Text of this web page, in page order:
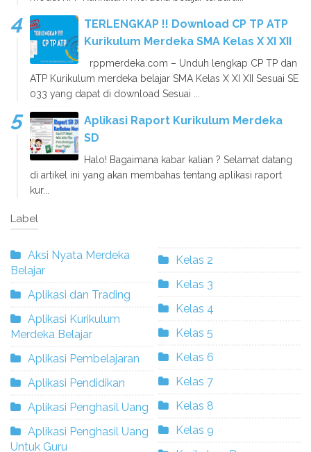
TERLENGKAP !! Download CP TP ATP
Kurikulum Merdeka SMA Kelas X XI XII
rppmerdeka.com – Unduh lengkap CP TP dan
ATP Kurikulum merdeka belajar SMA Kelas X XI XII Sesuai SE
033 yang dapat di download Sesuai ...
Aplikasi Raport Kurikulum Merdeka
SD
Halo! Bagaimana kabar kalian ? Selamat datang
di artikel ini yang akan membahas tentang aplikasi raport
kur...
Label
Aksi Nyata Merdeka
Belajar
Aplikasi dan Trading
Aplikasi Kurikulum
Merdeka Belajar
Aplikasi Pembelajaran
Aplikasi Pendidikan
Aplikasi Penghasil Uang
Aplikasi Penghasil Uang
Untuk Guru
Kelas 2
Kelas 3
Kelas 4
Kelas 5
Kelas 6
Kelas 7
Kelas 8
Kelas 9